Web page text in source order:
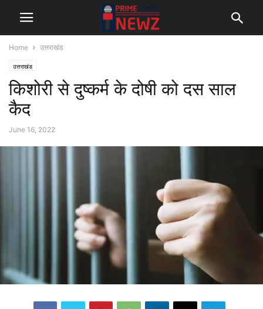
Home उत्तराखंड
उत्तराखंड
किशोरी से दुष्कर्म के दोषी को दस साल
कैद
June 16, 2022